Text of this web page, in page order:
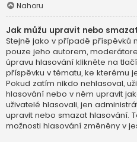
Nahoru
Jak můžu upravit nebo
Stejně jako v případě příspěvků
pouze jeho autorem,
úpravu hlasování klikněte na
příspěvku v tématu, ke kterému
Pokud zatím nikdo nehlasoval,
hlasování nebo v něm upravit
uživatelé hlasovali, jen
upravit nebo smazat hlasování.
možnosti hlasování změněny v